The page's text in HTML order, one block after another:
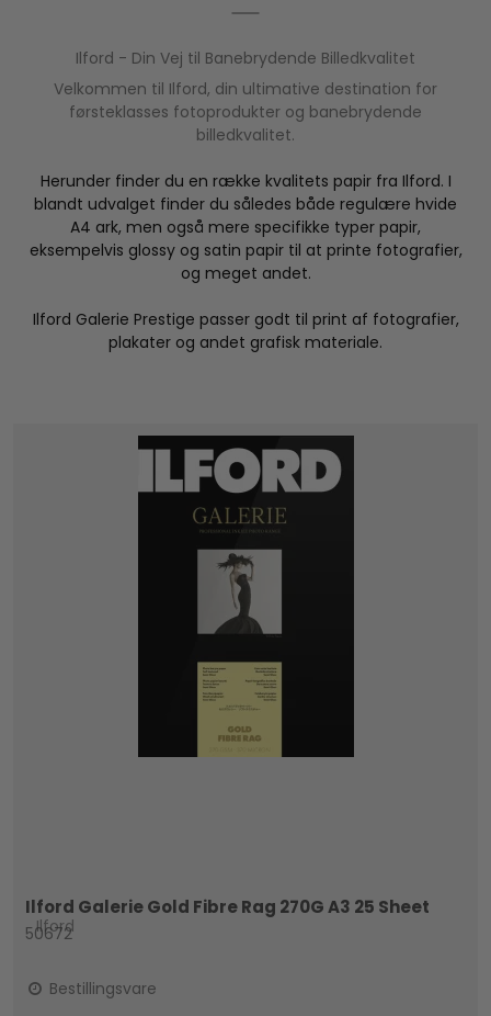
Ilford - Din Vej til Banebrydende Billedkvalitet
Velkommen til Ilford, din ultimative destination for
førsteklasses fotoprodukter og banebrydende
billedkvalitet.
Herunder finder du en række kvalitets papir fra Ilford. I
blandt udvalget finder du således både regulære hvide
A4 ark, men også mere specifikke typer papir,
eksempelvis glossy og satin papir til at printe fotografier,
og meget andet.
Ilford Galerie Prestige passer godt til print af fotografier,
plakater og andet grafisk materiale.
Ilford Galerie Gold Fibre Rag 270G A3 25 Sheet
Ilford
50672
Bestillingsvare